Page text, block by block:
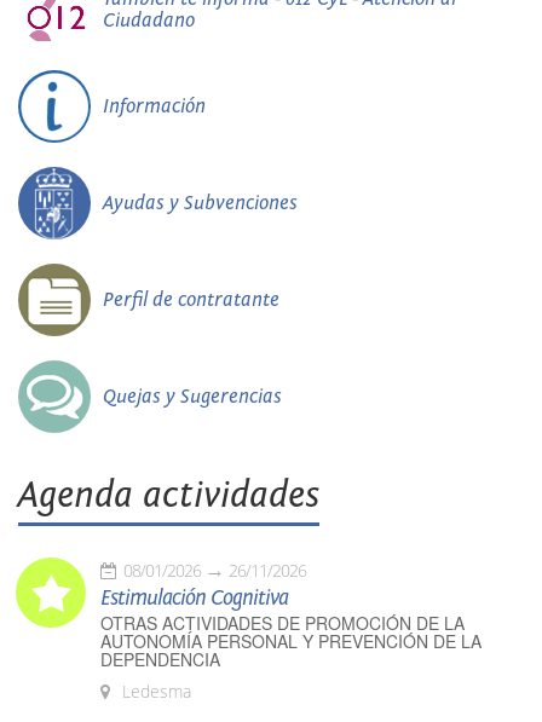
Ciudadano
Información
Ayudas y Subvenciones
Perfil de contratante
Quejas y Sugerencias
Agenda actividades
08/01/2026 26/11/2026
Estimulación Cognitiva
OTRAS ACTIVIDADES DE PROMOCIÓN DE LA
AUTONOMÍA PERSONAL Y PREVENCIÓN DE LA
DEPENDENCIA
Ledesma